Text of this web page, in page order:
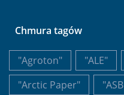
Chmura tagów
"Agroton" "ALE"
"Arctic Paper"
"ASB